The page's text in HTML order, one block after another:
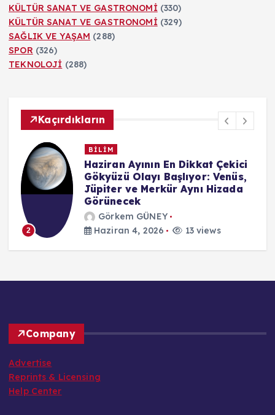
KÜLTÜR SANAT VE GASTRONOMİ (330)
KÜLTÜR SANAT VE GASTRONOMİ (329)
SAĞLIK VE YAŞAM (288)
SPOR (326)
TEKNOLOJİ (288)
Kaçırdıkların
2
BİLİM
Haziran Ayının En Dikkat Çekici
Gökyüzü Olayı Başlıyor: Venüs,
Jüpiter ve Merkür Aynı Hizada
Görünecek
Görkem GÜNEY
Haziran 4, 2026
13 views
Company
Advertise
Reprints & Licensing
Help Center